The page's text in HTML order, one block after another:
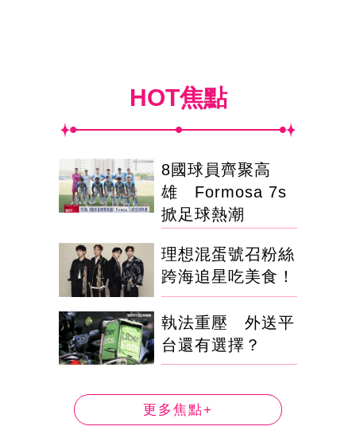
HOT焦點
8國球員齊聚高
雄 Formosa 7s
掀足球熱潮
理想混蛋號召粉絲
跨海追星吃美食！
執法重壓 外送平
台還有選擇？
更多焦點+